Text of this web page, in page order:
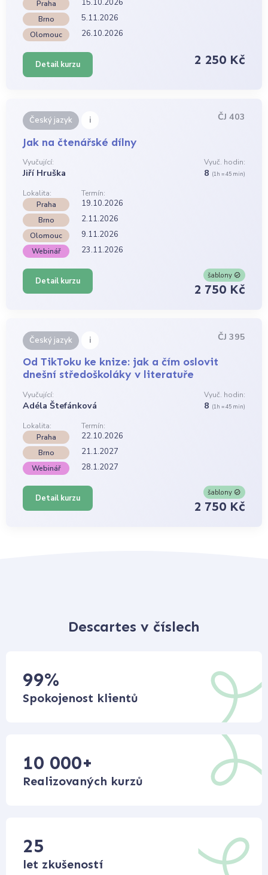
Praha 15.10.2026
Brno 5.11.2026
Olomouc 26.10.2026
Detail kurzu 2 250 Kč
Český jazyk i ČJ 403
Jak na čtenářské dílny
Vyučující:
Jiří Hruška
Vyuč. hodin:
8 (1h = 45 min)
Lokalita:
Termín:
Praha
19.10.2026
Brno 2.11.2026
Olomouc 9.11.2026
Webinář 23.11.2026
Detail kurzu
šablony
2 750 Kč
Český jazyk i ČJ 395
Od TikToku ke knize: jak a čím oslovit
dnešní středoškoláky v literatuře
Vyučující:
Adéla Štefánková
Vyuč. hodin:
8 (1h = 45 min)
Lokalita:
Termín:
Praha
22.10.2026
Brno 21.1.2027
Webinář 28.1.2027
Detail kurzu
šablony
2 750 Kč
Descartes v číslech
99%
Spokojenost klientů
10 000+
Realizovaných kurzů
25
let zkušeností